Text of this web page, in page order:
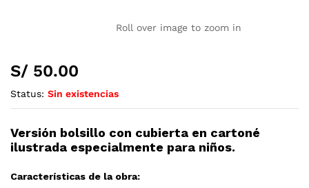
Roll over image to zoom in
S/ 50.00
Status: Sin existencias
Versión bolsillo con cubierta en cartoné
ilustrada especialmente para niños.
Características de la obra: